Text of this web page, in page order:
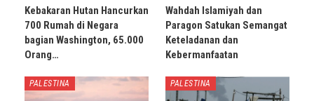
Kebakaran Hutan Hancurkan
700 Rumah di Negara
bagian Washington, 65.000
Orang…
Wahdah Islamiyah dan
Paragon Satukan Semangat
Keteladanan dan
Kebermanfaatan
PALESTINA PALESTINA